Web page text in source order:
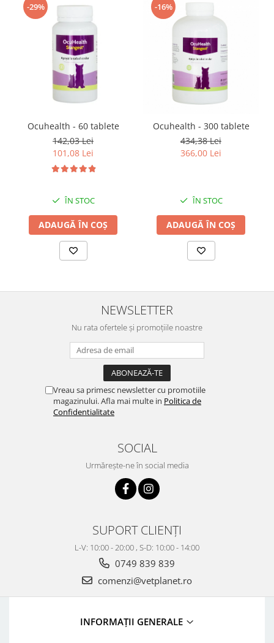
-29%
Ocuhealth - 60 tablete
142,03 Lei
101,08 Lei
ÎN STOC
ADAUGĂ ÎN COȘ
-16%
Ocuhealth - 300 tablete
434,38 Lei
366,00 Lei
ÎN STOC
ADAUGĂ ÎN COȘ
NEWSLETTER
Nu rata ofertele și promoțiile noastre
Vreau sa primesc newsletter cu promotiile
magazinului. Afla mai multe in Politica de
Confidentialitate
SOCIAL
Urmărește-ne în social media
SUPORT CLIENȚI
L-V: 10:00 - 20:00 , S-D: 10:00 - 14:00
0749 839 839
comenzi@vetplanet.ro
INFORMAȚII GENERALE